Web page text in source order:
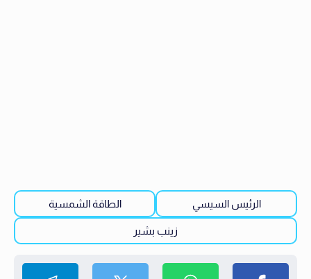
الرئيس السيسي الطاقة الشمسية
زينب بشير